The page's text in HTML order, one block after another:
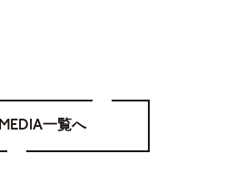
MEDIA一覧へ